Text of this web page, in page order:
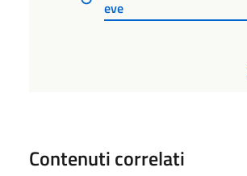
eve
Contenuti correlati